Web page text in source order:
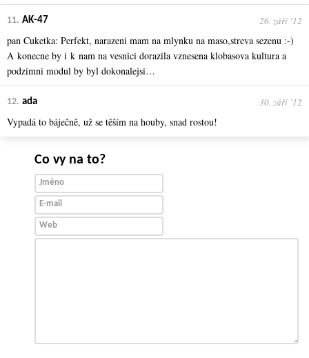
11. AK-47 26. září ʼ12
pan Cuketka: Perfekt, narazeni mam na mlynku na maso,streva sezenu :-)
A konecne by i k nam na vesnici dorazila vznesena klobasova kultura a
podzimni modul by byl dokonalejsi…
12. ada 30. září ʼ12
Vypadá to báječně, už se těším na houby, snad rostou!
Co vy na to?
Jméno
E-mail
Web